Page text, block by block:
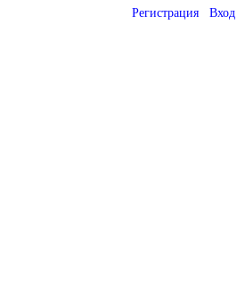
Регистрация Вход